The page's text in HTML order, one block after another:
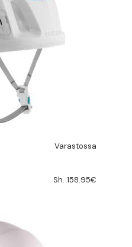
Varastossa
Sh. 158.95€